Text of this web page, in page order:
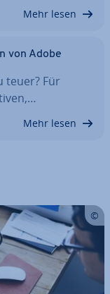
Mehr lesen
von Adobe
teuer? Für
Mehr lesen